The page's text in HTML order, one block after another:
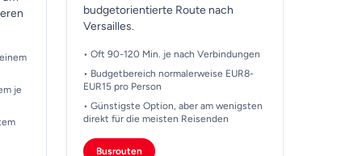
je
budgetorientierte Route nach
Versailles.
• Oft 90-120 Min. je nach Verbindungen
• Budgetbereich normalerweise EUR8-
EUR15 pro Person
• Günstigste Option, aber am wenigsten
direkt für die meisten Reisenden
Busrouten